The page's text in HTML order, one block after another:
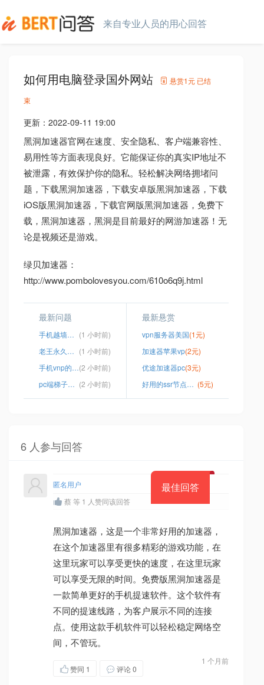
来自专业人员的用心回答
如何用电脑登录国外网站 悬赏1元 已结
束
更新： 2022-09-11 19:00
黑洞加速器官网在速度、安全隐私、客户端兼容性、
易用性等方面表现良好。它能保证你的真实IP地址不
被泄露，有效保护你的隐私。轻松解决网络拥堵问
题，下载黑洞加速器，下载安卓版黑洞加速器，下载
iOS版黑洞加速器，下载官网版黑洞加速器，免费下
载，黑洞加速器，黑洞是目前最好的网游加速器！无
论是视频还是游戏。
绿贝加速器：
http://www.pombolovesyou.com/610o6q9j.html
最新问题
手机越墙软件 (1 小时前)
老王永久免费佛系 (1 小时前)
手机vnp的服务器地址怎么填(2 小时前)
pc端梯子怎么搭 (2 小时前)
最新悬赏
vpn服务器美国(1元)
加速器苹果vp(2元)
优途加速器pc(3元)
好用的ssr节点服务器 (5元)
6 人参与回答
最佳回答
匿名用户
蔡 等 1 人赞同该回答
黑洞加速器，这是一个非常好用的加速器，
在这个加速器里有很多精彩的游戏功能，在
这里玩家可以享受更快的速度，在这里玩家
可以享受无限的时间。免费版黑洞加速器是
一款简单更好的手机提速软件。这个软件有
不同的提速线路，为客户展示不同的连接
点。使用这款手机软件可以轻松稳定网络空
间，不管玩。
1 个月前
赞同 1 评论 0